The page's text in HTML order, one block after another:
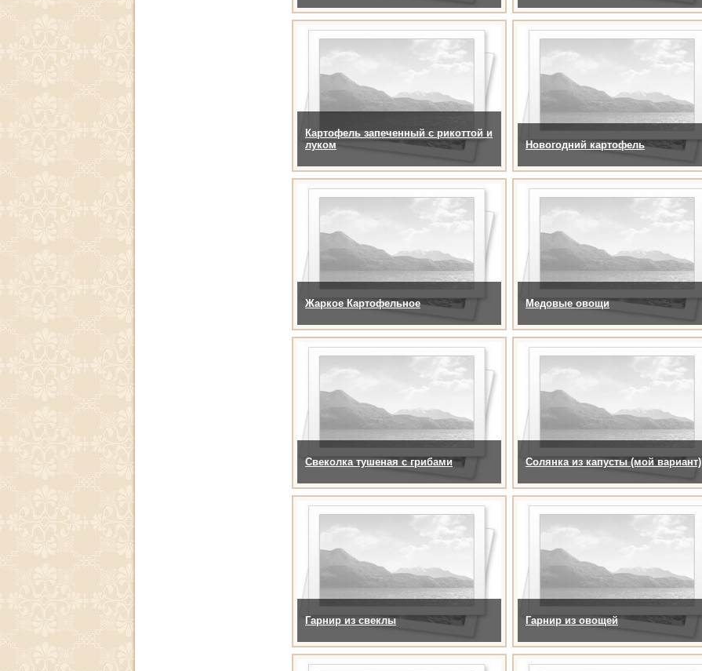
Картофель запеченный с рикоттой и
луком
Новогодний картофель
Жаркое Картофельное Медовые овощи
Свеколка тушеная с грибами Солянка из капусты (мой вариант)
Гарнир из свеклы Гарнир из овощей